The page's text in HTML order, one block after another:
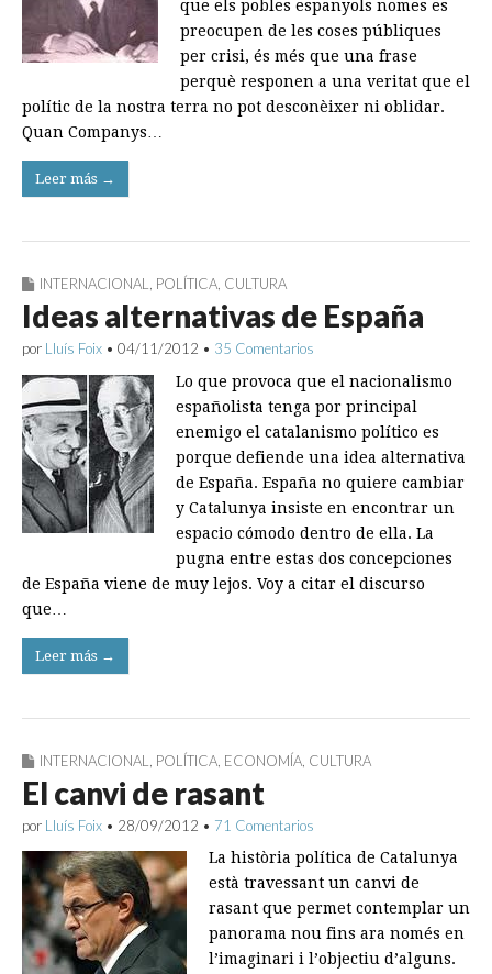
que els pobles espanyols nomes es
preocupen de les coses públiques
per crisi, és més que una frase
perquè responen a una veritat que el
polític de la nostra terra no pot desconèixer ni oblidar.
Quan Companys…
Leer más →
INTERNACIONAL POLÍTICA CULTURA
Ideas alternativas de España
por Lluís Foix • 04/11/2012 • 35 Comentarios
Lo que provoca que el nacionalismo
españolista tenga por principal
enemigo el catalanismo político es
porque defiende una idea alternativa
de España. España no quiere cambiar
y Catalunya insiste en encontrar un
espacio cómodo dentro de ella. La
pugna entre estas dos concepciones
de España viene de muy lejos. Voy a citar el discurso
que…
Leer más →
INTERNACIONAL POLÍTICA ECONOMÍA CULTURA
El canvi de rasant
por Lluís Foix • 28/09/2012 • 71 Comentarios
La història política de Catalunya
està travessant un canvi de
rasant que permet contemplar un
panorama nou fins ara només en
l’imaginari i l’objectiu d’alguns.